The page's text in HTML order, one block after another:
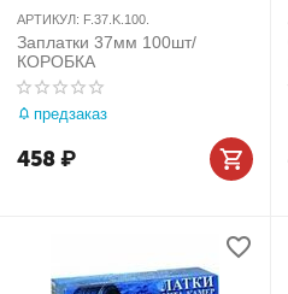
АРТИКУЛ: F.37.K.100.
Заплатки 37мм 100шт/
КОРОБКА
предзаказ
458₽